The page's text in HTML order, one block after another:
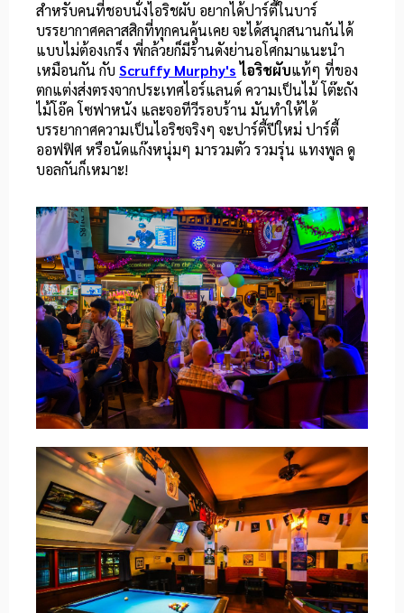
สำหรับคนที่ชอบนั่งไอริชผับ อยากได้ปาร์ตี้ในบาร์
บรรยากาศคลาสสิกที่ทุกคนคุ้นเคย จะได้สนุกสนานกันได้
แบบไม่ต้องเกร็ง พี่กล้วยก็มีร้านดังย่านอโศกมาแนะนำ
เหมือนกัน กับ Scruffy Murphy's ไอริชผับแท้ๆ ที่ของ
ตกแต่งส่งตรงจากประเทศไอร์แลนด์ ความเป็นไม้ โต๊ะถัง
ไม้โอ๊ค โซฟาหนัง และจอทีวีรอบร้าน มันทำให้ได้
บรรยากาศความเป็นไอริชจริงๆ จะปาร์ตี้ปีใหม่ ปาร์ตี้
ออฟฟิศ หรือนัดแก๊งหนุ่มๆ มารวมตัว รวมรุ่น แทงพูล ดู
บอลกันก็เหมาะ!